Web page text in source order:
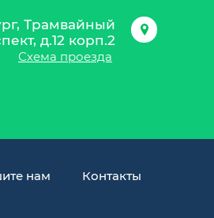
Трамвайный
д.12 корп.2
Схема проезда
нам Контакты